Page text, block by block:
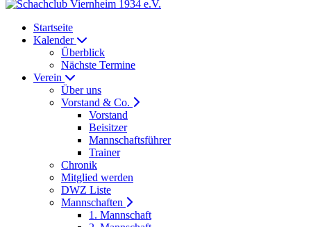
Startseite
Kalender
Überblick
Nächste Termine
Verein
Über uns
Vorstand & Co.
Vorstand
Beisitzer
Mannschaftsführer
Trainer
Chronik
Mitglied werden
DWZ Liste
Mannschaften
1. Mannschaft